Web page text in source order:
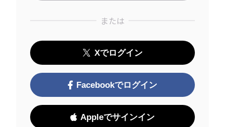
または
Xでログイン
Facebookでログイン
Appleでサインイン